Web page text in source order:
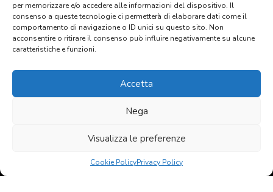
per memorizzare e/o accedere alle informazioni del dispositivo. Il
consenso a queste tecnologie ci permetterà di elaborare dati come il
comportamento di navigazione o ID unici su questo sito. Non
acconsentire o ritirare il consenso può influire negativamente su alcune
caratteristiche e funzioni.
Accetta
Nega
Visualizza le preferenze
Cookie PolicyPrivacy Policy
Newsletter
Privacy: Acconsento al trattamentodei dati personali
© 2020 - 2026 All rights reserved Agenzia Immobiliare Favati
Contatti
Privacy policy